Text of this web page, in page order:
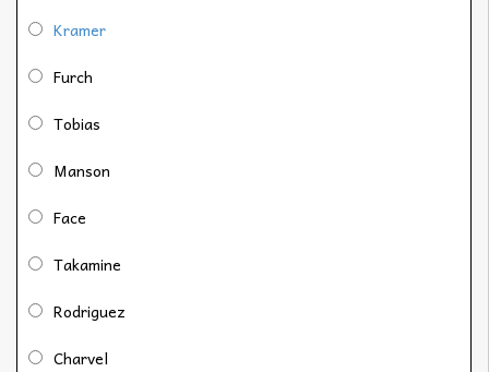
Kramer
Furch
Tobias
Manson
Face
Takamine
Rodriguez
Charvel